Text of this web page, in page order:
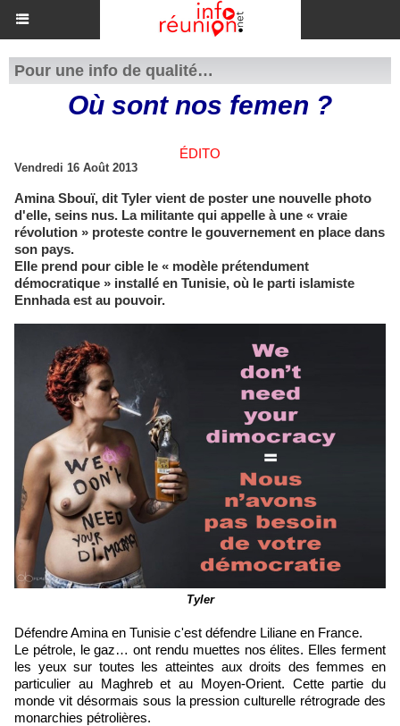
Pour une info de qualité…
Où sont nos femen ?
ÉDITO
Vendredi 16 Août 2013
Amina Sbouï, dit Tyler vient de poster une nouvelle photo
d'elle, seins nus. La militante qui appelle à une « vraie
révolution » proteste contre le gouvernement en place dans
son pays.
Elle prend pour cible le « modèle prétendument
démocratique » installé en Tunisie, où le parti islamiste
Ennhada est au pouvoir.
Tyler
Défendre Amina en Tunisie c'est défendre Liliane en France.
Le pétrole, le gaz… ont rendu muettes nos élites. Elles ferment
les yeux sur toutes les atteintes aux droits des femmes en
particulier au Maghreb et au Moyen-Orient. Cette partie du
monde vit désormais sous la pression culturelle rétrograde des
monarchies pétrolières.